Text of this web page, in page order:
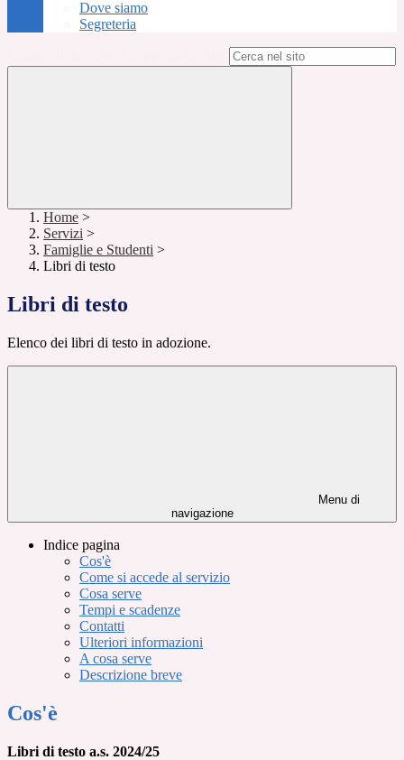
Dove siamo
Segreteria
Home >
Servizi >
Famiglie e Studenti >
Libri di testo
Libri di testo
Elenco dei libri di testo in adozione.
Menu di
navigazione
Indice pagina
Cos'è
Come si accede al servizio
Cosa serve
Tempi e scadenze
Contatti
Ulteriori informazioni
A cosa serve
Descrizione breve
Cos'è
Libri di testo a.s. 2024/25